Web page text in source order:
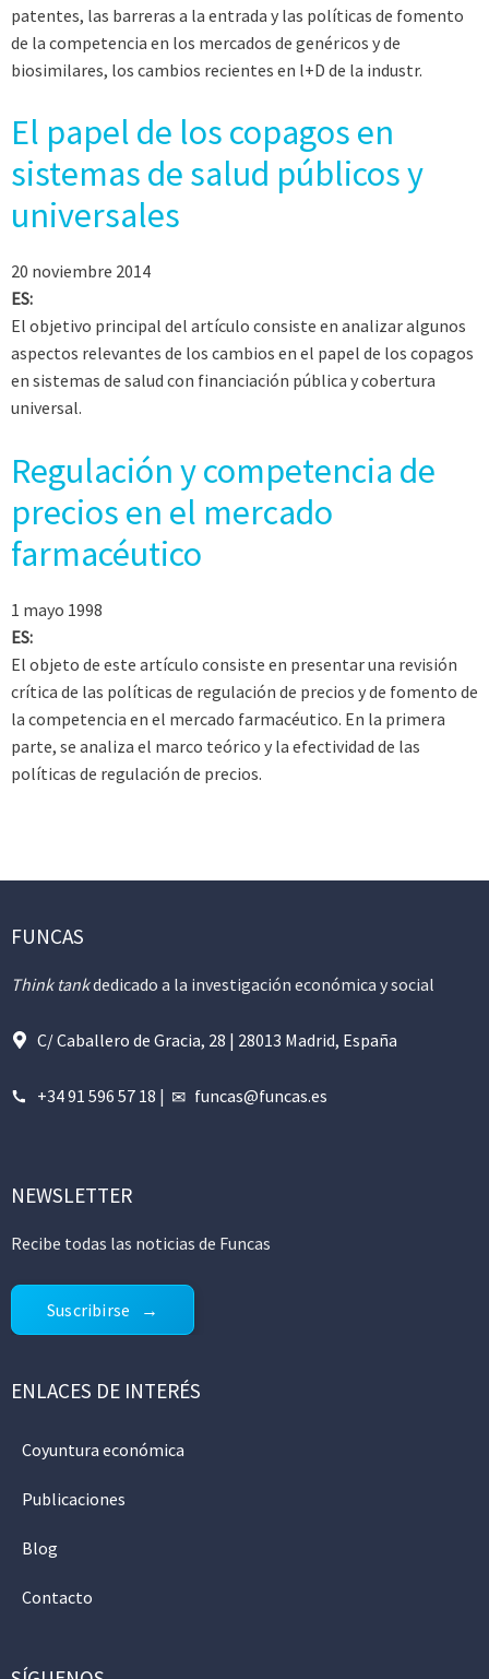
patentes, las barreras a la entrada y las políticas de fomento
de la competencia en los mercados de genéricos y de
biosimilares, los cambios recientes en l+D de la industr.
El papel de los copagos en
sistemas de salud públicos y
universales
20 noviembre 2014
ES:
El objetivo principal del artículo consiste en analizar algunos
aspectos relevantes de los cambios en el papel de los copagos
en sistemas de salud con financiación pública y cobertura
universal.
Regulación y competencia de
precios en el mercado
farmacéutico
1 mayo 1998
ES:
El objeto de este artículo consiste en presentar una revisión
crítica de las políticas de regulación de precios y de fomento de
la competencia en el mercado farmacéutico. En la primera
parte, se analiza el marco teórico y la efectividad de las
políticas de regulación de precios.
FUNCAS
Think tankdedicado a la investigación económica y social
C/ Caballero de Gracia, 28 | 28013 Madrid, España
+34 91 596 57 18 | funcas@funcas.es
NEWSLETTER
Recibe todas las noticias de Funcas
Suscribirse
ENLACES DE INTERÉS
Coyuntura económica
Publicaciones
Blog
Contacto